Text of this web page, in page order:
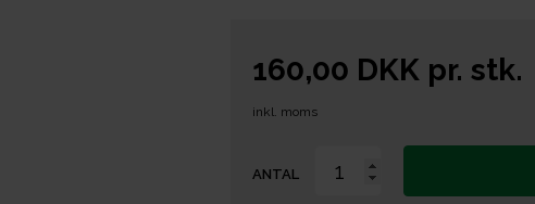
160,00 DKKpr. stk.
inkl. moms
ANTAL